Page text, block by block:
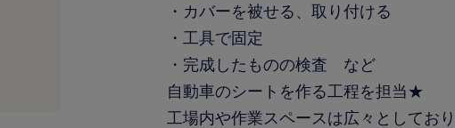
・カバーを被せる、取り付ける
・工具で固定
・完成したものの検査 など
自動車のシートを作る工程を担当★
工場内や作業スペースは広々としており